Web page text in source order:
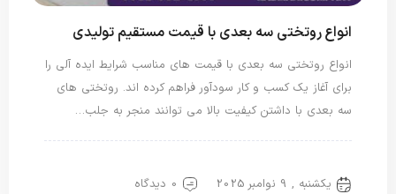
انواع روتختی سه بعدی با قیمت مستقیم تولیدی
انواع روتختی سه بعدی با قیمت های مناسب شرایط ایده آلی را
برای آغاز یک کسب و کار سودآور فراهم کرده اند. روتختی های
سه بعدی با داشتن کیفیت بالا می توانند منجر به جلب…
یکشنبه , 9 نوامبر 2025 0 دیدگاه